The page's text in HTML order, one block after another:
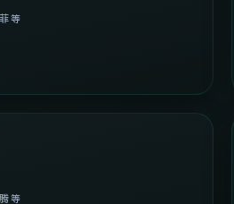
等
1:27:50
等